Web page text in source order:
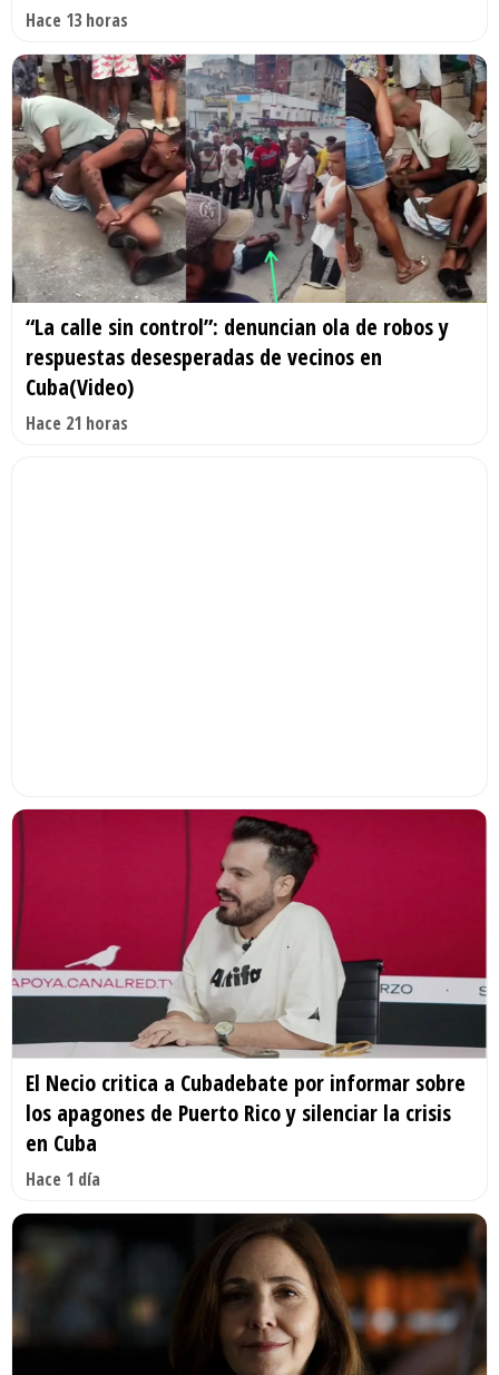
Hace 13 horas
“La calle sin control”: denuncian ola de robos y
respuestas desesperadas de vecinos en
Cuba(Video)
Hace 21 horas
El Necio critica a Cubadebate por informar sobre
los apagones de Puerto Rico y silenciar la crisis
en Cuba
Hace 1 día